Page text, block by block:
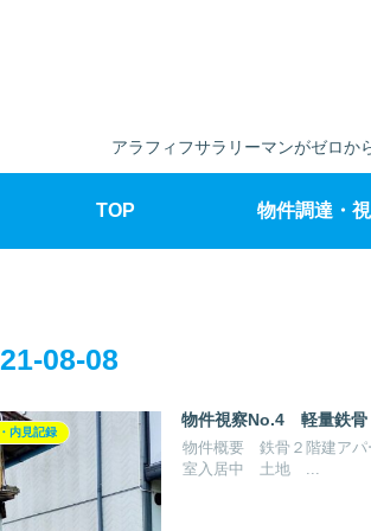
アラフィフサラリーマンがゼロか
TOP 物件調達・
08-08
内見記録
物件視察No.4 軽量鉄
物件概要 鉄骨２階建ア
室入居中 土地 ...